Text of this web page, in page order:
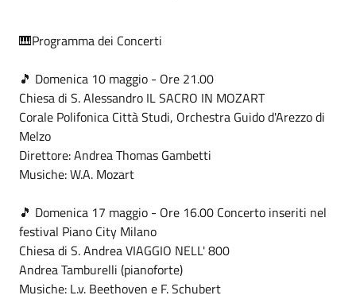
🎹Programma dei Concerti
🎵 Domenica 10 maggio - Ore 21.00
Chiesa di S. Alessandro IL SACRO IN MOZART
Corale Polifonica Città Studi, Orchestra Guido d'Arezzo di
Melzo
Direttore: Andrea Thomas Gambetti
Musiche: W.A. Mozart
🎵 Domenica 17 maggio - Ore 16.00 Concerto inseriti nel
festival Piano City Milano
Chiesa di S. Andrea VIAGGIO NELL' 800
Andrea Tamburelli (pianoforte)
Musiche: L.v. Beethoven e F. Schubert